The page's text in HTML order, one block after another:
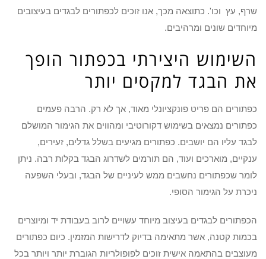
שרף, עץ וכו'. כתוצאה מכך, אנו זוכים לכפתורים לבגדים בעיצובים
מיוחדים שונים ומרהיבים.
השימוש היצירתי בכפתור הופך
את הבגד למקסים יותר
כפתורים הם פריט פונקציונלי מאוד, אך לא רק. הרבה פעמים
כפתורים נמצאים בשימוש דקורוטיבי ומהווים את הגימור המושלם
לבגד עליו הם יושבים. כפתורים מגיעים בשלל גדלים, זעירים,
ענקיים, מוארכים ועוד, הם תורמים לשדרוג הבגד בקלות רבה. ניתן
לומר שכפתורים נחשבים ממש לעיניים של הבגד, ובעלי השפעה
ניכרת על הגימור הסופי.
הכפתורים לבגדים בעיצוב מיוחד עשויים לרוב בעבודת יד ומיוצרים
בכמות קטנה, אשר מתאימה בדיוק לדרישות המזמין. כיום כפתורים
מעוצבים בהתאמה אישית זוכים לפופולריות הגוברת יותר ויותר בכל